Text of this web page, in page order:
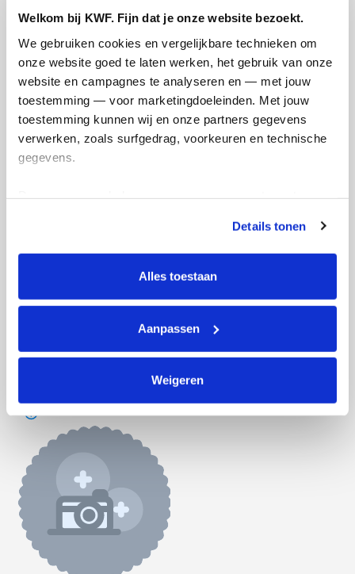
Welkom bij KWF. Fijn dat je onze website bezoekt.
We gebruiken cookies en vergelijkbare technieken om
onze website goed te laten werken, het gebruik van onze
website en campagnes te analyseren en — met jouw
toestemming — voor marketingdoeleinden. Met jouw
toestemming kunnen wij en onze partners gegevens
verwerken, zoals surfgedrag, voorkeuren en technische
gegevens.
tonen. Je kunt je toestemming op elk moment wijzigen of
intrekken via Cookie instellingen onderaan de pagina. De
lijst met cookies is te vinden in het tabblad “details”.
Details tonen
Alles toestaan
Aanpassen
Weigeren
Ik wil bijdragen aan de transactiekosten
en betaal €0.75 extra.
Opgehaald Streefbedrag
Word lid van mijn team
Badges